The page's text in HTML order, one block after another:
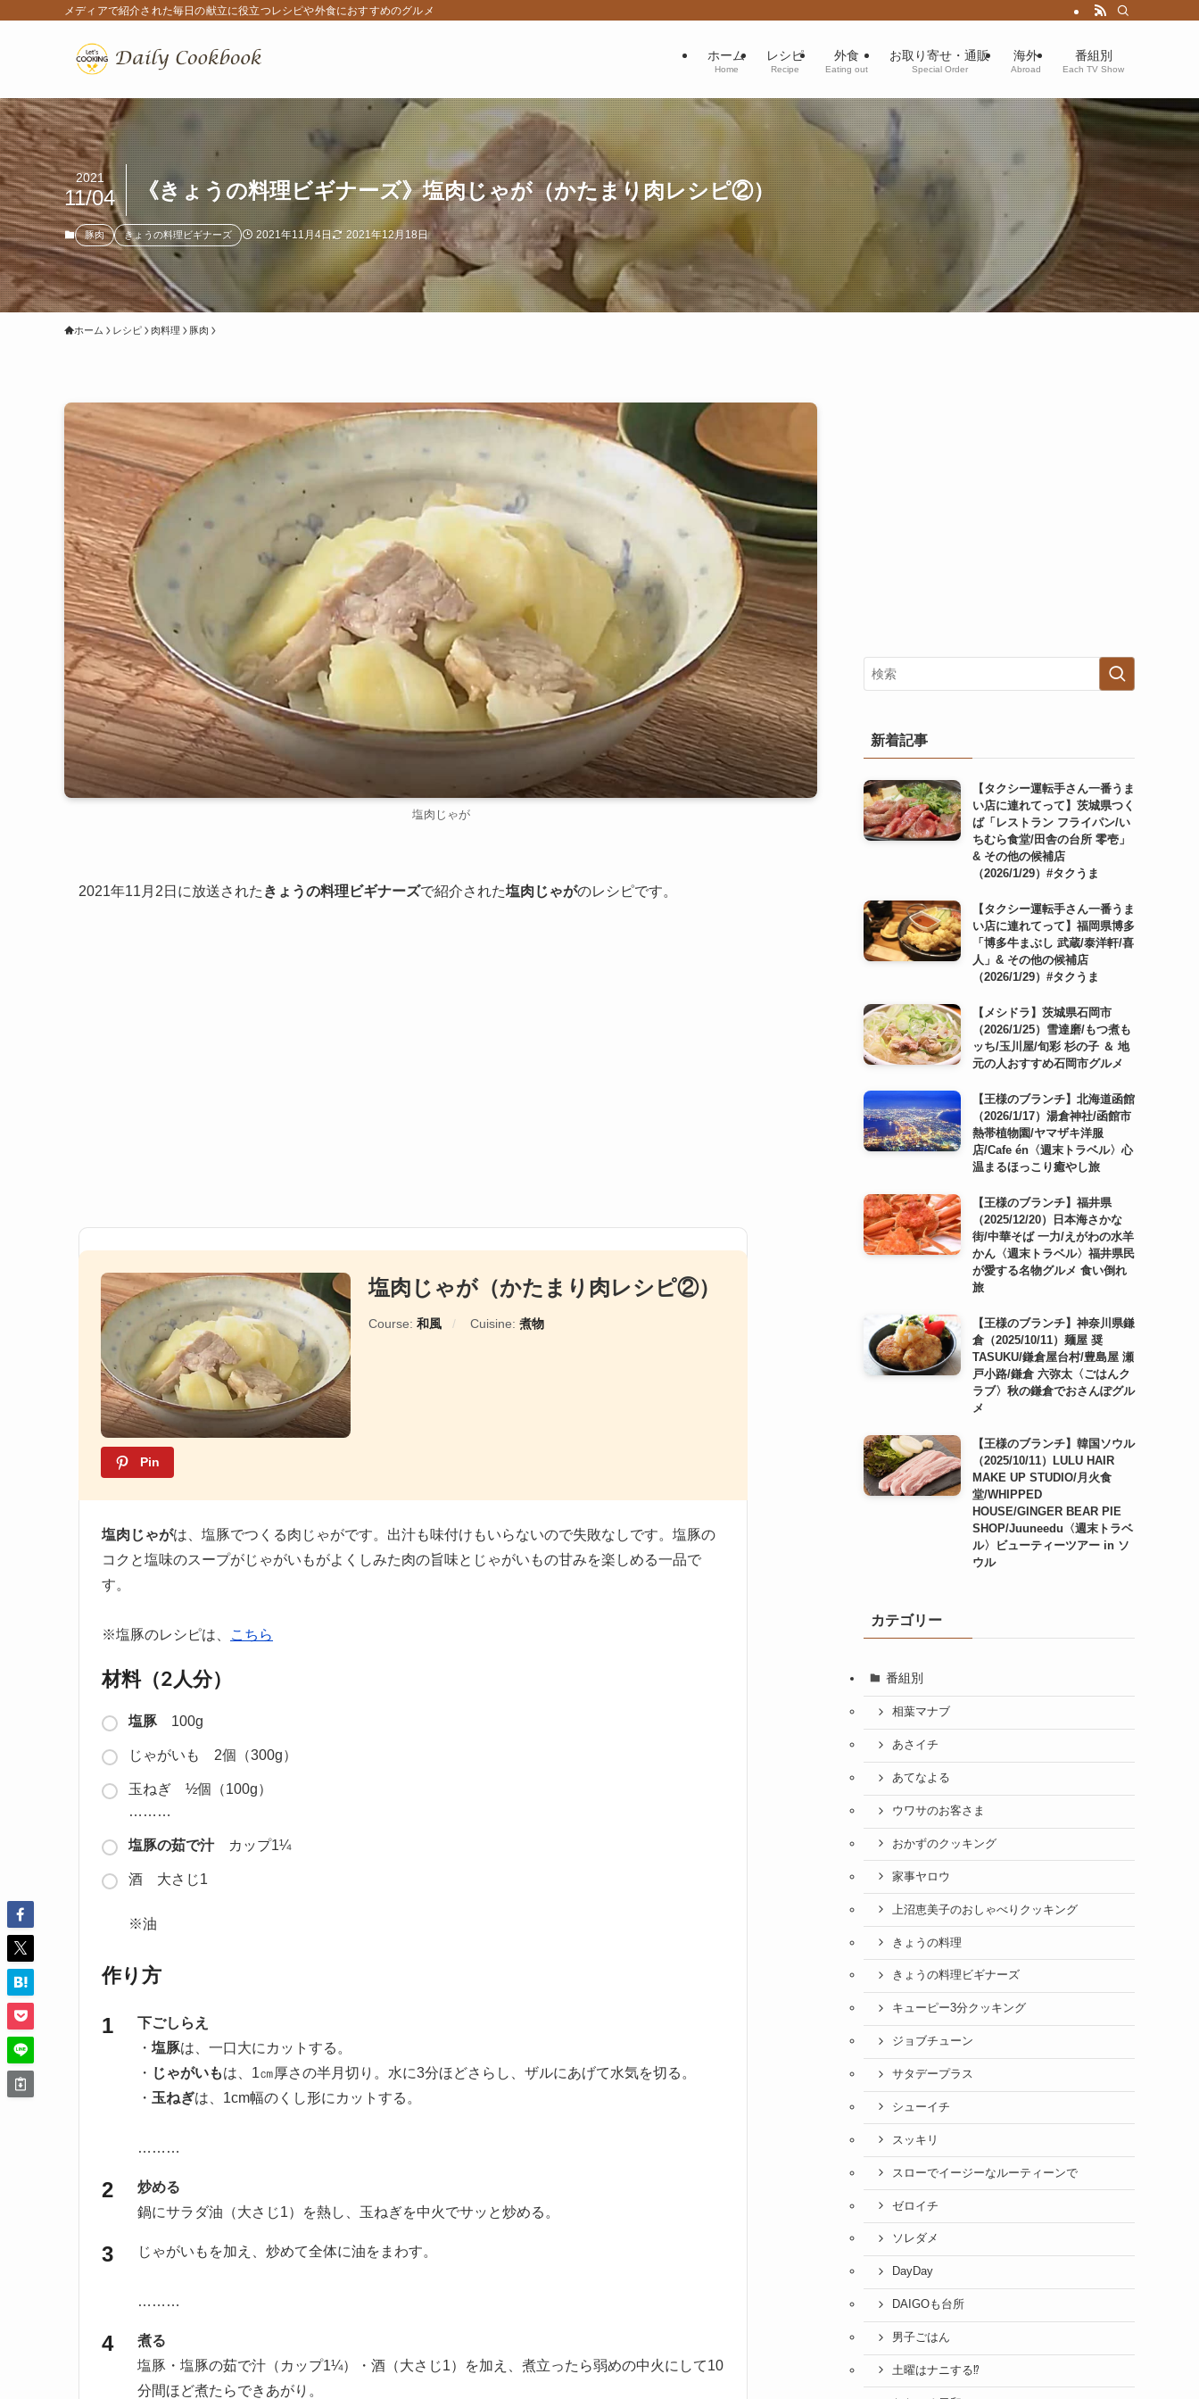
メディアで紹介された毎日の献立に役立つレシピや外食におすすめのグルメ
ホーム
Home
レシピ
Recipe
外食
Eating out
お取り寄せ・通販
Special Order
海外
Abroad
番組別
Each TV Show
《きょうの料理ビギナーズ》塩肉じゃが（かたまり肉レシピ②）
2021
11/04
豚肉 きょうの料理ビギナーズ 2021年11月4日 2021年12月18日
ホーム レシピ 肉料理 豚肉
塩肉じゃが
2021年11月2日に放送された きょうの料理ビギナーズで紹介された塩肉じゃがのレシピです。
Pin
塩肉じゃが（かたまり肉レシピ②）
Course: 和風 Cuisine: 煮物
塩肉じゃがは、塩豚でつくる肉じゃがです。出汁も味付けもいらないので失敗なしです。塩豚の
コクと塩味のスープがじゃがいもがよくしみた肉の旨味とじゃがいもの甘みを楽しめる一品で
す。
※塩豚のレシピは、 こちら
材料（2人分）
塩豚100g
じゃがいも 2個（300g）
玉ねぎ ½個（100g）
………
塩豚の茹で汁カップ1¼
酒 大さじ1
※油
作り方
下ごしらえ
・ 塩豚は、一口大にカットする。
・ じゃがいもは、1㎝厚さの半月切り。水に3分ほどさらし、ザルにあげて水気を切る。
・ 玉ねぎは、1cm幅のくし形にカットする。
………
炒める
鍋にサラダ油（大さじ1）を熱し、玉ねぎを中火でサッと炒める。
じゃがいもを加え、炒めて全体に油をまわす。
………
煮る
塩豚・塩豚の茹で汁（カップ1¼）・酒（大さじ1）を加え、煮立ったら弱めの中火にして10
分間ほど煮たらできあがり。
新着記事
【タクシー運転手さん一番うま
い店に連れてって】茨城県つく
ば「レストラン フライパン/い
ちむら食堂/田舎の台所 零壱」
& その他の候補店
（2026/1/29）#タクうま
【タクシー運転手さん一番うま
い店に連れてって】福岡県博多
「博多牛まぶし 武蔵/泰洋軒/喜
人」& その他の候補店
（2026/1/29）#タクうま
【メシドラ】茨城県石岡市
（2026/1/25）雪達磨/もつ煮も
ッち/玉川屋/旬彩 杉の子 ＆ 地
元の人おすすめ石岡市グルメ
【王様のブランチ】北海道函館
（2026/1/17）湯倉神社/函館市
熱帯植物園/ヤマザキ洋服
店/Cafe én〈週末トラベル〉心
温まるほっこり癒やし旅
【王様のブランチ】福井県
（2025/12/20）日本海さかな
街/中華そば 一力/えがわの水羊
かん〈週末トラベル〉福井県民
が愛する名物グルメ 食い倒れ
旅
【王様のブランチ】神奈川県鎌
倉（2025/10/11）麺屋 奨
TASUKU/鎌倉屋台村/豊島屋 瀬
戸小路/鎌倉 六弥太〈ごはんク
ラブ〉秋の鎌倉でおさんぽグル
メ
【王様のブランチ】韓国ソウル
（2025/10/11）LULU HAIR
MAKE UP STUDIO/月火食
堂/WHIPPED
HOUSE/GINGER BEAR PIE
SHOP/Juuneedu〈週末トラベ
ル〉ビューティーツアー in ソ
ウル
カテゴリー
番組別
相葉マナブ
あさイチ
あてなよる
ウワサのお客さま
おかずのクッキング
家事ヤロウ
上沼恵美子のおしゃべりクッキング
きょうの料理
きょうの料理ビギナーズ
キューピー3分クッキング
ジョブチューン
サタデープラス
シューイチ
スッキリ
スローでイージーなルーティーンで
ゼロイチ
ソレダメ
DayDay
DAIGOも台所
男子ごはん
土曜はナニする⁉